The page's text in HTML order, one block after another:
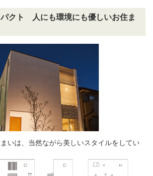
クト 人にも環境にも優しいお住ま
いは、当然ながら美しいスタイルをしてい